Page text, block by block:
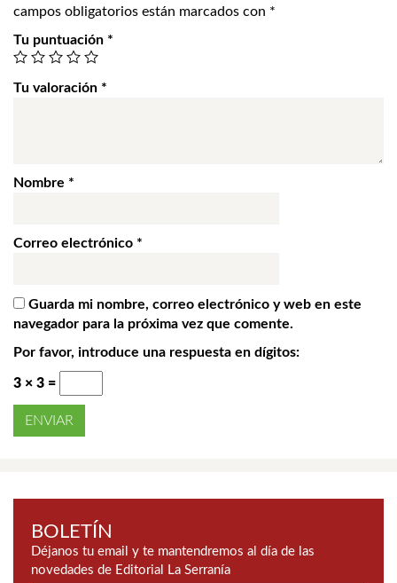
campos obligatorios están marcados con *
Tu puntuación *
Tu valoración *
Nombre *
Correo electrónico *
Guarda mi nombre, correo electrónico y web en este
navegador para la próxima vez que comente.
Por favor, introduce una respuesta en dígitos:
3 × 3 =
BOLETÍN
Déjanos tu email y te mantendremos al día de las
novedades de Editorial La Serranía